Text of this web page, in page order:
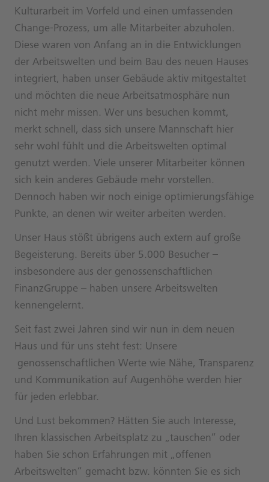
Kulturarbeit im Vorfeld und einen umfassenden
Change-Prozess, um alle Mitarbeiter abzuholen.
Diese waren von Anfang an in die Entwicklungen
der Arbeitswelten und beim Bau des neuen Hauses
integriert, haben unser Gebäude aktiv mitgestaltet
und möchten die neue Arbeitsatmosphäre nun
nicht mehr missen. Wer uns besuchen kommt,
merkt schnell, dass sich unsere Mannschaft hier
sehr wohl fühlt und die Arbeitswelten optimal
genutzt werden. Viele unserer Mitarbeiter können
sich kein anderes Gebäude mehr vorstellen.
Dennoch haben wir noch einige optimierungsfähige
Punkte, an denen wir weiter arbeiten werden.
Unser Haus stößt übrigens auch extern auf große
Begeisterung. Bereits über 5.000 Besucher –
insbesondere aus der genossenschaftlichen
FinanzGruppe – haben unsere Arbeitswelten
kennengelernt.
Seit fast zwei Jahren sind wir nun in dem neuen
Haus und für uns steht fest: Unsere
genossenschaftlichen Werte wie Nähe, Transparenz
und Kommunikation auf Augenhöhe werden hier
für jeden erlebbar.
Und Lust bekommen? Hätten Sie auch Interesse,
Ihren klassischen Arbeitsplatz zu „tauschen“ oder
haben Sie schon Erfahrungen mit „offenen
Arbeitswelten“ gemacht bzw. könnten Sie es sich